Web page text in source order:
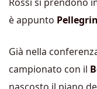
è appunto
Già nella
campionato con il
nascosto il piano